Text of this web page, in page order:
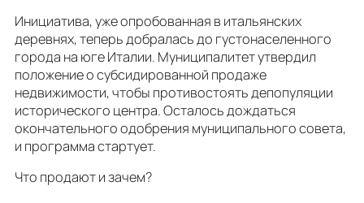
Инициатива, уже опробованная в итальянских
деревнях, теперь добралась до густонаселенного
города на юге Италии. Муниципалитет утвердил
положение о субсидированной продаже
недвижимости, чтобы противостоять депопуляции
исторического центра. Осталось дождаться
окончательного одобрения муниципального совета,
и программа стартует.
Что продают и зачем?